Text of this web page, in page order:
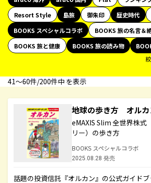
Resort Style
島旅 御朱印 歴史時代
BOOKS スペシャルコラボ
BOOKS 旅の名言＆
BOOKS 旅と健康
BOOKS 旅の読み物
41〜60件/200件中 を表示
地球の歩き方 オルカ
eMAXIS Slim 全世界株式
リー）の歩き方
BOOKS スペシャルコラボ
2025.08.28 発売
話題の投資信託『オルカン』の公式ガイドブ